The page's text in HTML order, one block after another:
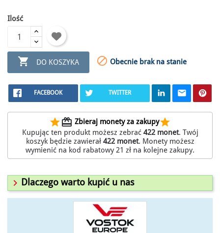
Ilość
 DO KOSZYKA  Obecnie brak na stanie
FACEBOOK TWITTER
starredeem Zbieraj monety za zakupystar
Kupując ten produkt możesz zebrać 422monet. Twój
koszyk będzie zawierał 422monet. Monety możesz
wymienić na kod rabatowy 21 zł na kolejne zakupy.
 Dlaczego warto kupić u nas